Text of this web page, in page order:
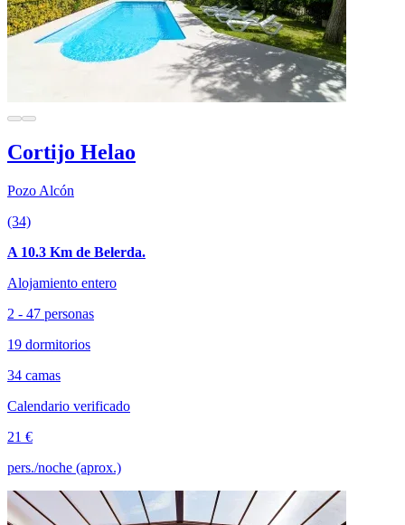
Cortijo Helao
Pozo Alcón
(34)
A 10.3 Km de Belerda.
Alojamiento entero
2 - 47 personas
19 dormitorios
34 camas
Calendario verificado
21 €
pers./noche (aprox.)